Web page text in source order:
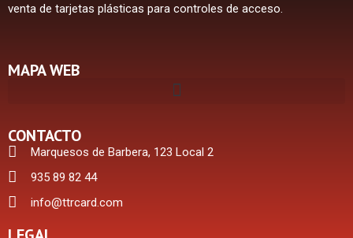
venta de tarjetas plásticas para controles de acceso.
MAPA WEB
CONTACTO
Marquesos de Barbera, 123 Local 2
935 89 82 44
info@ttrcard.com